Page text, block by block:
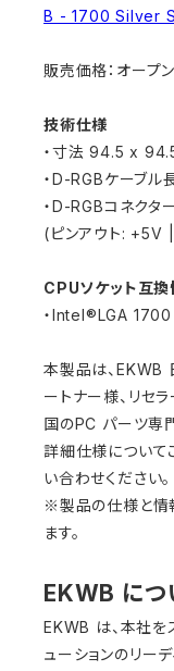
B - 1700 Silver
販売価格：オープ
技術仕様
・寸法 94.5 x
・D-RGBケーブル
・D-RGBコネクタ
(ピンアウト: +5V
CPUソケット互換
・Intel®LGA 1700
本製品は、EKWB
ートナー様、リセ
国のPC パーツ専
詳細仕様について
い合わせください。
※製品の仕様と情
ます。
EKWB につ
EKWB は、本社を
ューションのリー